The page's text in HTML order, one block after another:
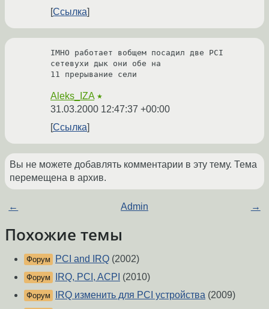
Ссылка
IMHO работает вобщем посадил две PCI
сетевухи дык они обе на
11 прерывание сели
Aleks_IZA ★
31.03.2000 12:47:37 +00:00
Ссылка
Вы не можете добавлять комментарии в эту тему. Тема
перемещена в архив.
← Admin →
Похожие темы
Форум PCI and IRQ (2002)
Форум IRQ, PCI, ACPI (2010)
Форум IRQ изменить для PCI устройства (2009)